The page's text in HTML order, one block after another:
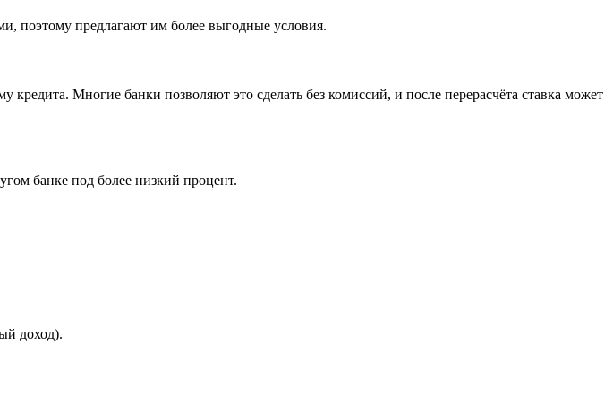
поэтому предлагают им более выгодные условия.
Многие банки позволяют это сделать без комиссий, и после перерасчёта ставка может
банке под более низкий процент.
доход).